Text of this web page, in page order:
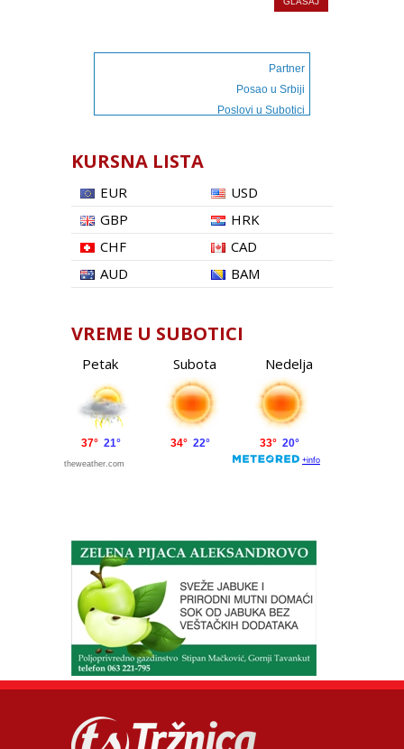
Partner
Posao u Srbiji
Poslovi u Subotici
KURSNA LISTA
EUR
USD
GBP
HRK
CHF
CAD
AUD
BAM
VREME U SUBOTICI
Petak Subota Nedelja